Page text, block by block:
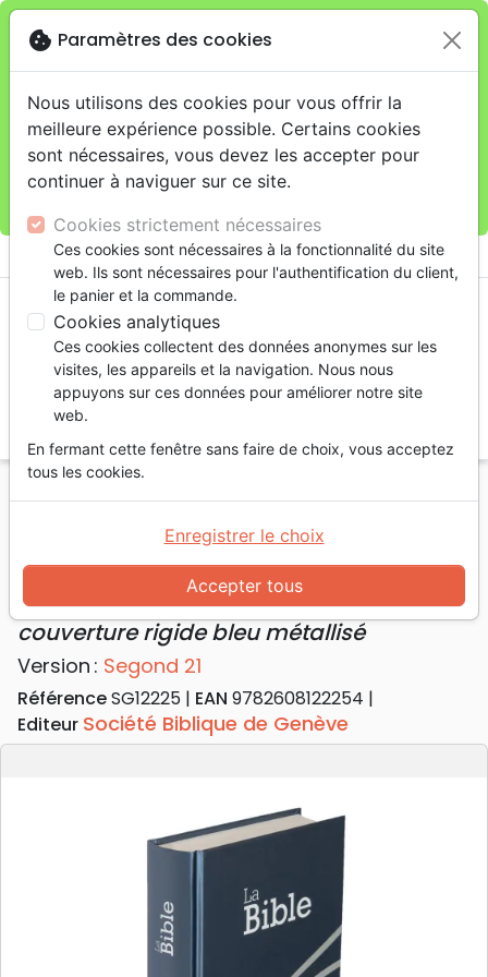
Je veux retirer ma commande au 4, rue Audubon
(Gare de Lyon), Parisclose
warningCette boutique en ligne est limitée au retrait en
magasin.
Pour les livraisons à domicile, veuillez passer vos
commandes sur la boutique La Maison de la Bible
shopping_cart
Accueil Bibles
Bibles standard
Bible Segond 21 compacte - couverture rigide bleu
Bible Segond 21 compacte
couverture rigide bleu métallisé
Version : Segond 21
RéférenceSG12225 EAN 9782608122254
Editeur Société Biblique de Genève
cookie Paramètres des cookies
Nous utilisons des cookies pour vous offrir la
meilleure expérience possible. Certains cookies
sont nécessaires, vous devez les accepter pour
continuer à naviguer sur ce site.
Cookies strictement nécessaires
Ces cookies sont nécessaires à la fonctionnalité du site
web. Ils sont nécessaires pour l'authentification du client,
le panier et la commande.
Cookies analytiques
Ces cookies collectent des données anonymes sur les
visites, les appareils et la navigation. Nous nous
appuyons sur ces données pour améliorer notre site
web.
En fermant cette fenêtre sans faire de choix, vous acceptez
tous les cookies.
Accepter tous
Enregistrer le choix